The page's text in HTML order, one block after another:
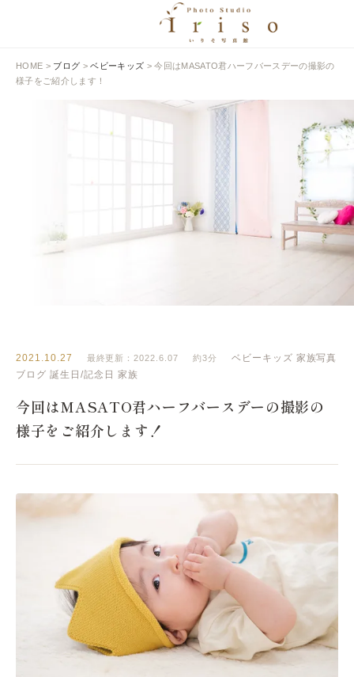
HOME > ブログ >ベビーキッズ >今回はMASATO君ハーフバースデーの撮影の
様子をご紹介します！
2021.10.27 最終更新：2022.6.07 約3分 ベビーキッズ 家族写真
ブログ 誕生日/記念日 家族
今回はMASATO君ハーフバースデーの撮影の
様子をご紹介します！